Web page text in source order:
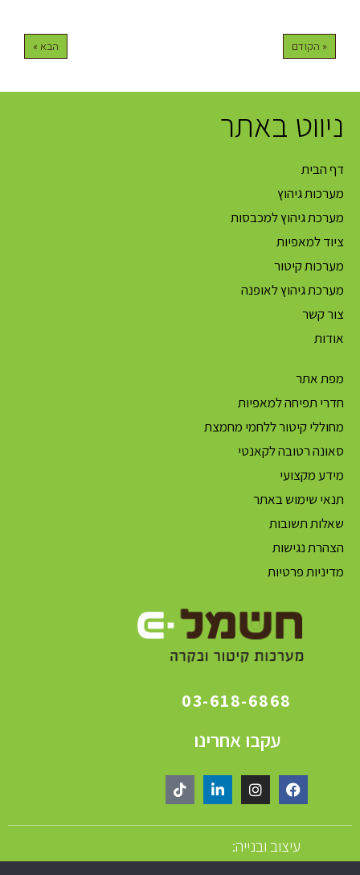
« הקודם הבא »
ניווט באתר
דף הבית
מערכות גיהוץ
מערכת גיהוץ למכבסות
ציוד למאפיות
מערכות קיטור
מערכת גיהוץ לאופנה
צור קשר
אודות
מפת אתר
חדרי תפיחה למאפיות
מחוללי קיטור ללחמי מחמצת
סאונה רטובה לקאנטי
מידע מקצועי
תנאי שימוש באתר
שאלות תשובות
הצהרת נגישות
מדיניות פרטיות
03-618-6868
עקבו אחרינו
עיצוב ובנייה: